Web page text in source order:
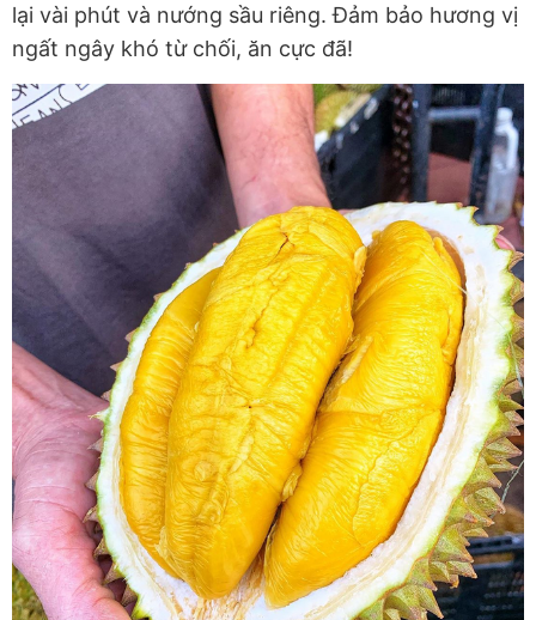
lại vài phút và nướng sầu riêng. Đảm bảo hương vị
ngất ngây khó từ chối, ăn cực đã!